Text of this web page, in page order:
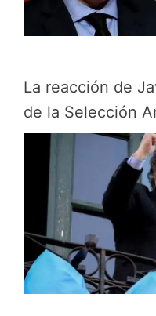
La reacción de
de la Selección